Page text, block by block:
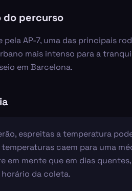
do percurso
pela AP-7, uma das principais
mais intenso para a
em Barcelona.
espreitas a temperatura
caem para uma
em mente que em dias
da coleta.